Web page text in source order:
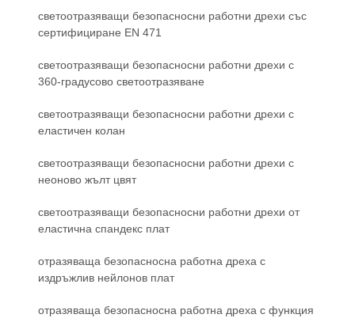
светоотразяващи безопасносни работни дрехи със
сертифициране EN 471
светоотразяващи безопасносни работни дрехи с
360-градусово светоотразяване
светоотразяващи безопасносни работни дрехи с
еластичен колан
светоотразяващи безопасносни работни дрехи с
неоново жълт цвят
светоотразяващи безопасносни работни дрехи от
еластична спандекс плат
отразяваща безопасносна работна дреха с
издръжлив нейлонов плат
отразяваща безопасносна работна дреха с функция